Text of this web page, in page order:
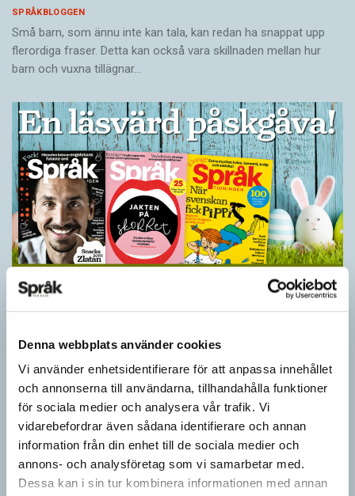
Denna webbplats använder cookies
Vi använder enhetsidentifierare för att anpassa innehållet
och annonserna till användarna, tillhandahålla funktioner
för sociala medier och analysera vår trafik. Vi
vidarebefordrar även sådana identifierare och annan
information från din enhet till de sociala medier och
annons- och analysföretag som vi samarbetar med.
Dessa kan i sin tur kombinera informationen med annan
SPRÅKBLOGGEN
Små barn, som ännu inte kan tala, kan redan ha snappat upp
flerordiga fraser. Detta kan också vara skillnaden mellan hur
barn och vuxna tillägnar…
Inför påsken har vi ett riktigt fint erbjudande. Just nu kan du ge
bort 3 nummer av Språktidningen för bara 99 kronor! Du kan
också…